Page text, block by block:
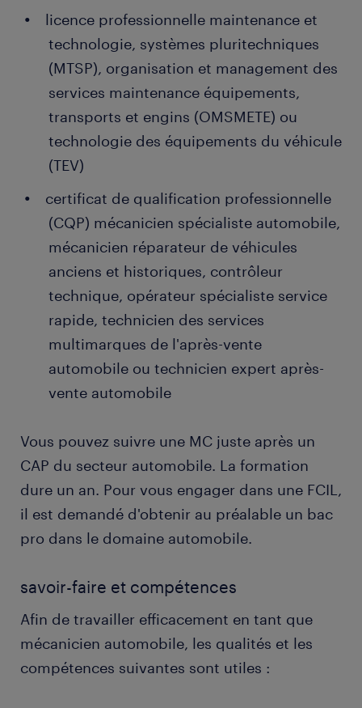
licence professionnelle maintenance et
technologie, systèmes pluritechniques
(MTSP), organisation et management des
services maintenance équipements,
transports et engins (OMSMETE) ou
technologie des équipements du véhicule
(TEV)
certificat de qualification professionnelle
(CQP) mécanicien spécialiste automobile,
mécanicien réparateur de véhicules
anciens et historiques, contrôleur
technique, opérateur spécialiste service
rapide, technicien des services
multimarques de l'après-vente
automobile ou technicien expert après-
vente automobile
Vous pouvez suivre une MC juste après un
CAP du secteur automobile. La formation
dure un an. Pour vous engager dans une FCIL,
il est demandé d'obtenir au préalable un bac
pro dans le domaine automobile.
savoir-faire et compétences
Afin de travailler efficacement en tant que
mécanicien automobile, les qualités et les
compétences suivantes sont utiles :